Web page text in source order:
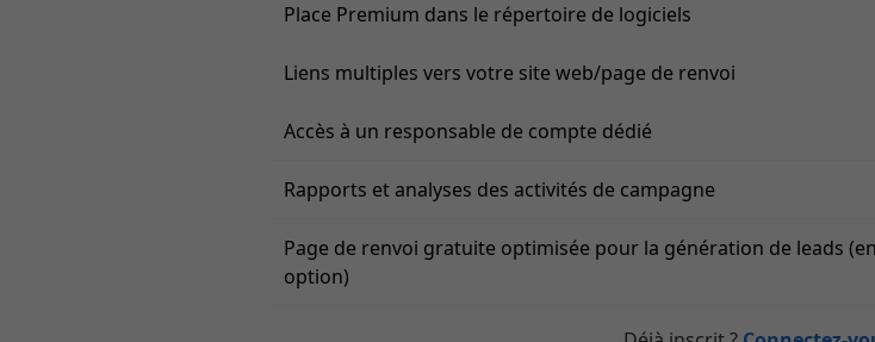
Place Premium dans le répertoire de logiciels
Liens multiples vers votre site web/page de renvoi
Accès à un responsable de compte dédié
Rapports et analyses des activités de campagne
Page de renvoi gratuite optimisée pour la génération de leads (en
option)